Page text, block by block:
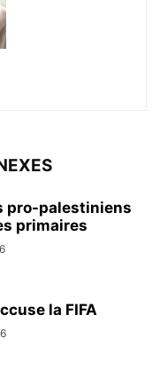
pro-palestiniens
primaires
la FIFA